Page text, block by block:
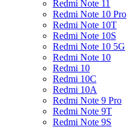
Redmi Note 11
Redmi Note 10 Pro
Redmi Note 10T
Redmi Note 10S
Redmi Note 10 5G
Redmi Note 10
Redmi 10
Redmi 10C
Redmi 10A
Redmi Note 9 Pro
Redmi Note 9T
Redmi Note 9S